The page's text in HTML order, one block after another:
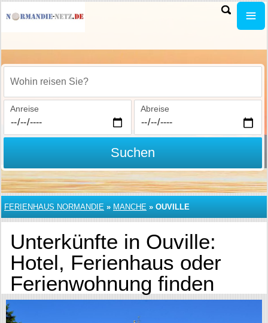
Wohin reisen Sie?
Anreise Abreise
Suchen
FERIENHAUS NORMANDIE » MANCHE » OUVILLE
Unterkünfte in Ouville:
Hotel, Ferienhaus oder
Ferienwohnung finden